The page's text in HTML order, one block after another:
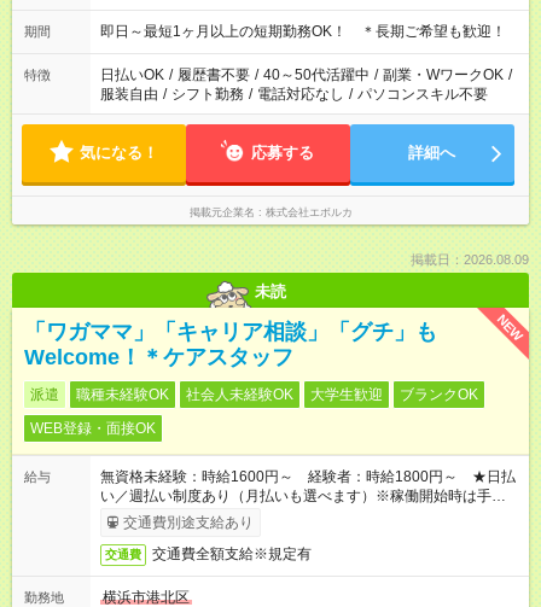
期間 即日～最短1ヶ月以上の短期勤務OK！ ＊長期ご希望も歓迎！
特徴 日払いOK / 履歴書不要 / 40～50代活躍中 / 副業・WワークOK /
服装自由 / シフト勤務 / 電話対応なし / パソコンスキル不要
気になる！ 応募する 詳細へ
掲載元企業名 株式会社エボルカ
掲載日：2026.08.09
未読
NEW
「ワガママ」「キャリア相談」「グチ」も
Welcome！＊ケアスタッフ
派遣 職種未経験OK 社会人未経験OK 大学生歓迎
ブランクOK
WEB登録・面接OK
給与
無資格未経験：時給1600円～ 経験者：時給1800円～ ★日払
い／週払い制度あり（月払いも選べます）※稼働開始時は手続き
完了次第のお支払いとなります。
交通費別途支給あり
交通費 交通費全額支給※規定有
勤務地
横浜市港北区